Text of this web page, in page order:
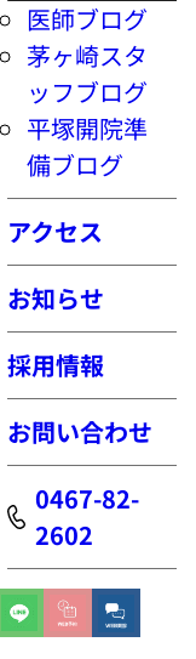
医師ブログ
茅ヶ崎スタ
ッフブログ
平塚開院準
備ブログ
アクセス
お知らせ
採用情報
お問い合わせ
0467-82-
2602